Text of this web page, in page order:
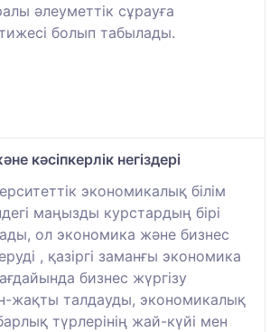
әлеуметтік сұрауға
болып табылады.
кәсіпкерлік негіздері
экономикалық білім
маңызды курстардың бірі
ол экономика және бизнес
, қазіргі заманғы экономика
бизнес жүргізу
жақты талдауды, экономикалық
түрлерінің жай-күйі мен